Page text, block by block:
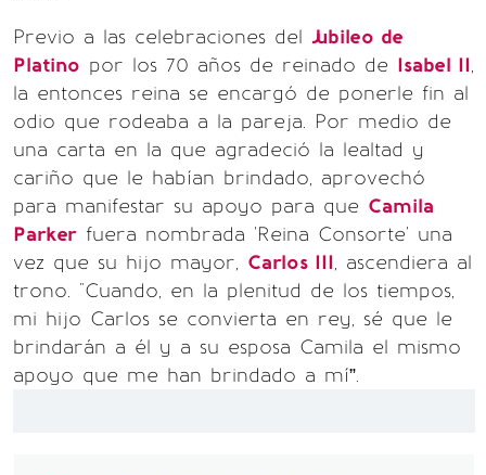
Previo a las celebraciones del Jubileo de
Platino por los 70 años de reinado de Isabel II,
la entonces reina se encargó de ponerle fin al
odio que rodeaba a la pareja. Por medio de
una carta en la que agradeció la lealtad y
cariño que le habían brindado, aprovechó
para manifestar su apoyo para que Camila
Parker fuera nombrada 'Reina Consorte' una
vez que su hijo mayor, Carlos III, ascendiera al
trono. "Cuando, en la plenitud de los tiempos,
mi hijo Carlos se convierta en rey, sé que le
brindarán a él y a su esposa Camila el mismo
apoyo que me han brindado a mí”.